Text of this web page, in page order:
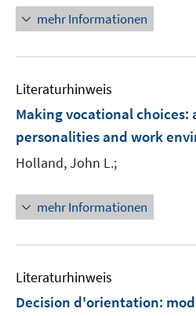
e
r
ö
f
n
n
mehr Informationen
Literaturhinweis
Making vocational choices:
personalities and work
Holland, John L.;
mehr Informationen
Literaturhinweis
Decision d'orientation: